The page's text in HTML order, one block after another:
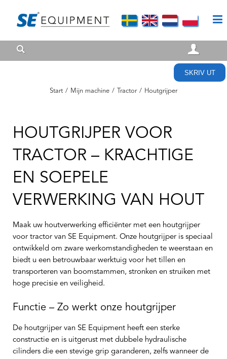
SKRIV UT
Start / Mijn machine / Tractor / Houtgrijper
HOUTGRIJPER VOOR
TRACTOR – KRACHTIGE
EN SOEPELE
VERWERKING VAN HOUT
Maak uw houtverwerking efficiënter met een houtgrijper
voor tractor van SE Equipment. Onze houtgrijper is speciaal
ontwikkeld om zware werkomstandigheden te weerstaan en
biedt u een betrouwbaar werktuig voor het tillen en
transporteren van boomstammen, stronken en struiken met
hoge precisie en veiligheid.
Functie – Zo werkt onze houtgrijper
De houtgrijper van SE Equipment heeft een sterke
constructie en is uitgerust met dubbele hydraulische
cilinders die een stevige grip garanderen, zelfs wanneer de